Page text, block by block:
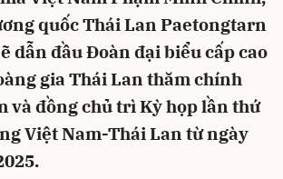
quốc Thái Lan Paetongtarn
dẫn đầu Đoàn đại biểu cấp cao
gia Thái Lan thăm chính
và đồng chủ trì Kỳ họp lần thứ
Việt Nam-Thái Lan từ ngày